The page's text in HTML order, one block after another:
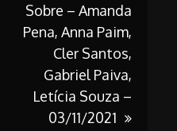
Sobre – Amanda
Pena, Anna Paim,
Cler Santos,
Gabriel Paiva,
Letícia Souza –
03/11/2021